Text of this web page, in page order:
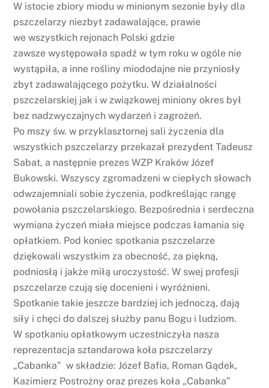
W istocie zbiory miodu w minionym sezonie były dla
pszczelarzy niezbyt zadawalające, prawie
we wszystkich rejonach Polski gdzie
zawsze występowała spadź w tym roku w ogóle nie
wystąpiła, a inne rośliny miododajne nie przyniosły
zbyt zadawalającego pożytku. W działalności
pszczelarskiej jak i w związkowej miniony okres był
bez nadzwyczajnych wydarzeń i zagrożeń.
Po mszy św. w przyklasztornej sali życzenia dla
wszystkich pszczelarzy przekazał prezydent Tadeusz
Sabat, a następnie prezes WZP Kraków Józef
Bukowski. Wszyscy zgromadzeni w ciepłych słowach
odwzajemniali sobie życzenia, podkreślając rangę
powołania pszczelarskiego. Bezpośrednia i serdeczna
wymiana życzeń miała miejsce podczas łamania się
opłatkiem. Pod koniec spotkania pszczelarze
dziękowali wszystkim za obecność, za piękną,
podniosłą i jakże miłą uroczystość. W swej profesji
pszczelarze czują się docenieni i wyróżnieni.
Spotkanie takie jeszcze bardziej ich jednoczą, dają
siły i chęci do dalszej służby panu Bogu i ludziom.
W spotkaniu opłatkowym uczestniczyła nasza
reprezentacja sztandarowa koła pszczelarzy
„Cabanka” w składzie: Józef Bafia, Roman Gądek,
Kazimierz Postrożny oraz prezes koła „Cabanka”